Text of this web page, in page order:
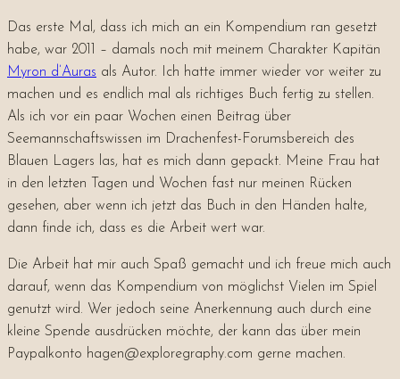
Das erste Mal, dass ich mich an ein Kompendium ran gesetzt
habe, war 2011 – damals noch mit meinem Charakter Kapitän
Myron d’Auras als Autor. Ich hatte immer wieder vor weiter zu
machen und es endlich mal als richtiges Buch fertig zu stellen.
Als ich vor ein paar Wochen einen Beitrag über
Seemannschaftswissen im Drachenfest-Forumsbereich des
Blauen Lagers las, hat es mich dann gepackt. Meine Frau hat
in den letzten Tagen und Wochen fast nur meinen Rücken
gesehen, aber wenn ich jetzt das Buch in den Händen halte,
dann finde ich, dass es die Arbeit wert war.
Die Arbeit hat mir auch Spaß gemacht und ich freue mich auch
darauf, wenn das Kompendium von möglichst Vielen im Spiel
genutzt wird. Wer jedoch seine Anerkennung auch durch eine
kleine Spende ausdrücken möchte, der kann das über mein
Paypalkonto hagen@exploregraphy.com gerne machen.